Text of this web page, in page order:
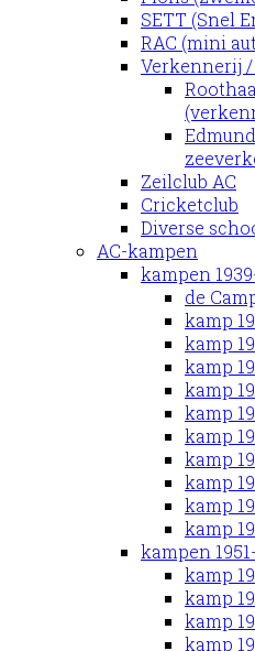
SETT (Snel
RAC (mini
Verkennerij
Zeilclub AC
Cricketclub
Diverse
AC-kampen
kampen
de
kamp
kamp
kamp
kamp
kamp
kamp
kamp
kamp
kamp
kamp
kampen
kamp
kamp
kamp
kamp